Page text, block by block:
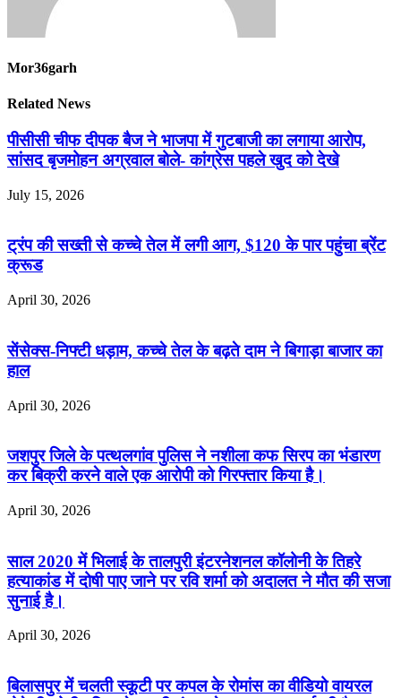
Mor36garh
Related News
पीसीसी चीफ दीपक बैज ने भाजपा में गुटबाजी का लगाया आरोप,
सांसद बृजमोहन अग्रवाल बोले- कांग्रेस पहले खुद को देखे
July 15, 2026
ट्रंप की सख्ती से कच्चे तेल में लगी आग, $120 के पार पहुंचा ब्रेंट
क्रूड
April 30, 2026
सेंसेक्स-निफ्टी धड़ाम, कच्चे तेल के बढ़ते दाम ने बिगाड़ा बाजार का
हाल
April 30, 2026
जशपुर जिले के पत्थलगांव पुलिस ने नशीला कफ सिरप का भंडारण
कर बिक्री करने वाले एक आरोपी को गिरफ्तार किया है।
April 30, 2026
साल 2020 में भिलाई के तालपुरी इंटरनेशनल कॉलोनी के तिहरे
हत्याकांड में दोषी पाए जाने पर रवि शर्मा को अदालत ने मौत की सजा
सुनाई है।
April 30, 2026
बिलासपुर में चलती स्कूटी पर कपल के रोमांस का वीडियो वायरल